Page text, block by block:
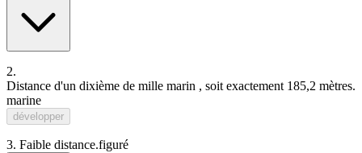
2.
Distance d'un dixième de mille marin , soit exactement 185,2 mètres.
marine
développer
3. Faible distance.figuré